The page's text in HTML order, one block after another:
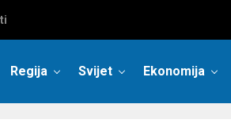
Regija Svijet Ekonomija